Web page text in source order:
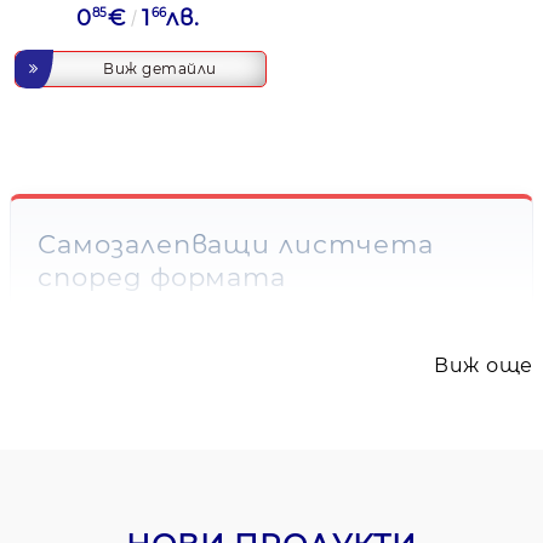
085€ 1 66лв.
Виж детайли
Самозалепващи листчета
според формата
Post-it и Info Notes: малки и стандартни
Виж още